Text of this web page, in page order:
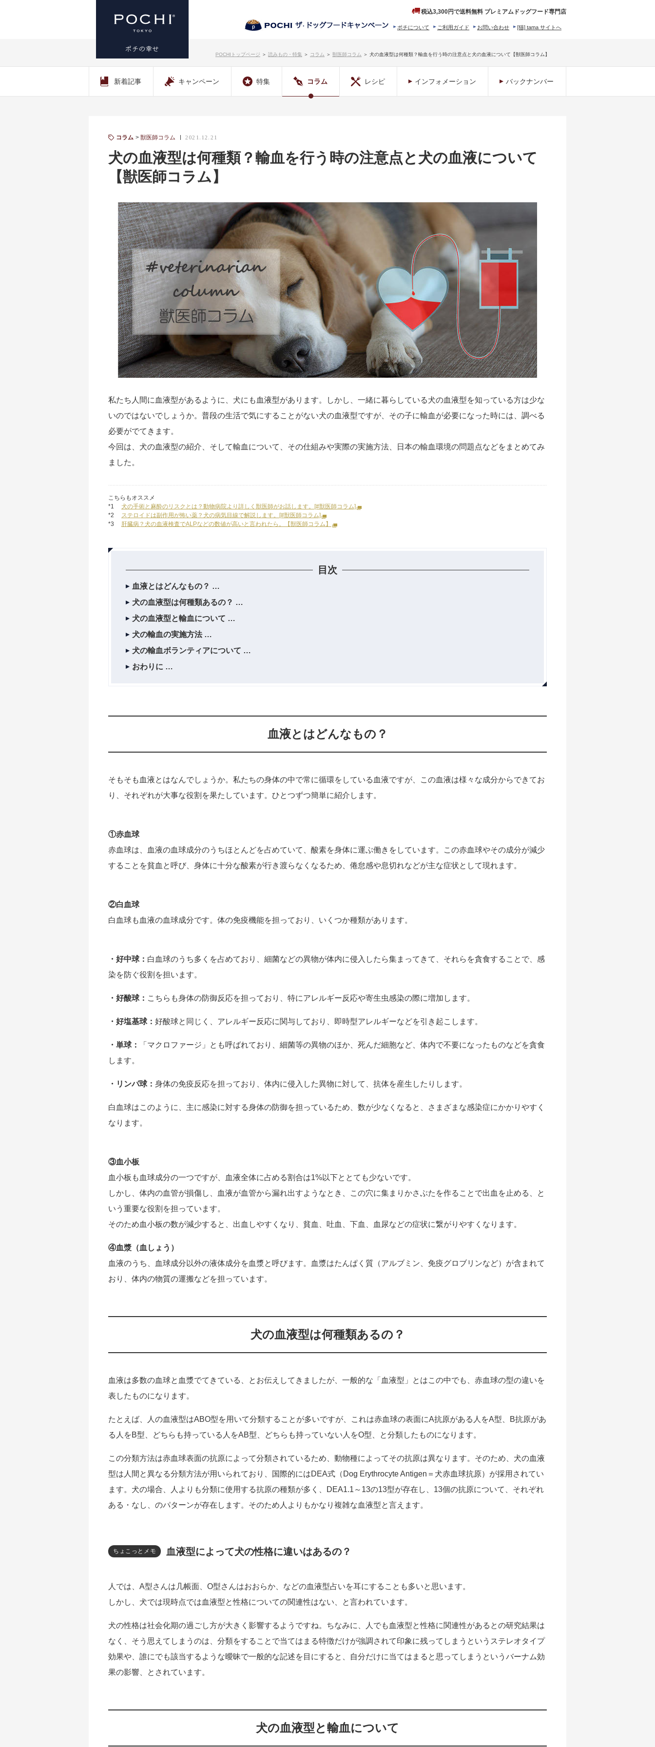
プレミアム
ドッグフー
通販 POCHI
- ポチ公式サ
イト
税込3,300円で送料無料 プレミアムドッグフード専門店
[猫] tama サイトへ
お問い合わせ
ご利用ガイド
ポチについて
POCHIトップページ ＞ 読みもの・特集 ＞ コラム ＞ 獣医師コラム ＞ 犬の血液型は何種類？輸血を行う時の注意点と犬の血液について【獣医師コラム】
新着記事 キャンペーン 特集 コラム レシピ インフォメーション バックナンバー
コラム 獣医師コラム 2021.12.21
犬の血液型は何種類？輸血を行う時の注意点と犬の血液について
【獣医師コラム】
私たち人間に血液型があるように、犬にも血液型があります。しかし、一緒に暮らしている犬の血液型を知っている方は少な
いのではないでしょうか。普段の生活で気にすることがない犬の血液型ですが、その子に輸血が必要になった時には、調べる
必要がでてきます。
今回は、犬の血液型の紹介、そして輸血について、その仕組みや実際の実施方法、日本の輸血環境の問題点などをまとめてみ
ました。
こちらもオススメ
*1 犬の手術と麻酔のリスクとは？動物病院より詳しく獣医師がお話します。[#獣医師コラム]
*2 ステロイドは副作用が怖い薬？犬の病気目線で解説します。[#獣医師コラム]
*3 肝臓病？犬の血液検査でALPなどの数値が高いと言われたら。【獣医師コラム】
目次
血液とはどんなもの？
犬の血液型は何種類あるの？
犬の血液型と輸血について
犬の輸血の実施方法
犬の輸血ボランティアについて
おわりに
血液とはどんなもの？
そもそも血液とはなんでしょうか。私たちの身体の中で常に循環をしている血液ですが、この血液は様々な成分からできてお
り、それぞれが大事な役割を果たしています。ひとつずつ簡単に紹介します。
①赤血球
赤血球は、血液の血球成分のうちほとんどを占めていて、酸素を身体に運ぶ働きをしています。この赤血球やその成分が減少
することを貧血と呼び、身体に十分な酸素が行き渡らなくなるため、倦怠感や息切れなどが主な症状として現れます。
②白血球
白血球も血液の血球成分です。体の免疫機能を担っており、いくつか種類があります。
・好中球： 白血球のうち多くを占めており、細菌などの異物が体内に侵入したら集まってきて、それらを貪食することで、感
染を防ぐ役割を担います。
・好酸球： こちらも身体の防御反応を担っており、特にアレルギー反応や寄生虫感染の際に増加します。
・好塩基球： 好酸球と同じく、アレルギー反応に関与しており、即時型アレルギーなどを引き起こします。
・単球：
「マクロファージ」とも呼ばれており、細菌等の異物のほか、死んだ細胞など、体内で不要になったものなどを貪食
します。
・リンパ球： 身体の免疫反応を担っており、体内に侵入した異物に対して、抗体を産生したりします。
白血球はこのように、主に感染に対する身体の防御を担っているため、数が少なくなると、さまざまな感染症にかかりやすく
なります。
③血小板
血小板も血球成分の一つですが、血液全体に占める割合は1%以下ととても少ないです。
しかし、体内の血管が損傷し、血液が血管から漏れ出すようなとき、この穴に集まりかさぶたを作ることで出血を止める、と
いう重要な役割を担っています。
そのため血小板の数が減少すると、出血しやすくなり、貧血、吐血、下血、血尿などの症状に繋がりやすくなります。
④血漿（血しょう）
血液のうち、血球成分以外の液体成分を血漿と呼びます。血漿はたんぱく質（アルブミン、免疫グロブリンなど）が含まれて
おり、体内の物質の運搬などを担っています。
犬の血液型は何種類あるの？
血液は多数の血球と血漿でてきている、とお伝えしてきましたが、一般的な「血液型」とはこの中でも、赤血球の型の違いを
表したものになります。
たとえば、人の血液型はABO型を用いて分類することが多いですが、これは赤血球の表面にA抗原がある人をA型、B抗原があ
る人をB型、どちらも持っている人をAB型、どちらも持っていない人をO型、と分類したものになります。
この分類方法は赤血球表面の抗原によって分類されているため、動物種によってその抗原は異なります。そのため、犬の血液
型は人間と異なる分類方法が用いられており、国際的にはDEA式（Dog Erythrocyte Antigen＝犬赤血球抗原）が採用されてい
ます。犬の場合、人よりも分類に使用する抗原の種類が多く、DEA1.1～13の13型が存在し、13個の抗原について、それぞれ
ある・なし、のパターンが存在します。そのため人よりもかなり複雑な血液型と言えます。
ちょこっとメモ 血液型によって犬の性格に違いはあるの？
人では、A型さんは几帳面、O型さんはおおらか、などの血液型占いを耳にすることも多いと思います。
しかし、犬では現時点では血液型と性格についての関連性はない、と言われています。
犬の性格は社会化期の過ごし方が大きく影響するようですね。ちなみに、人でも血液型と性格に関連性があるとの研究結果は
なく、そう思えてしまうのは、分類をすることで当てはまる特徴だけが強調されて印象に残ってしまうというステレオタイプ
効果や、誰にでも該当するような曖昧で一般的な記述を目にすると、自分だけに当てはまると思ってしまうというバーナム効
果の影響、とされています。
犬の血液型と輸血について